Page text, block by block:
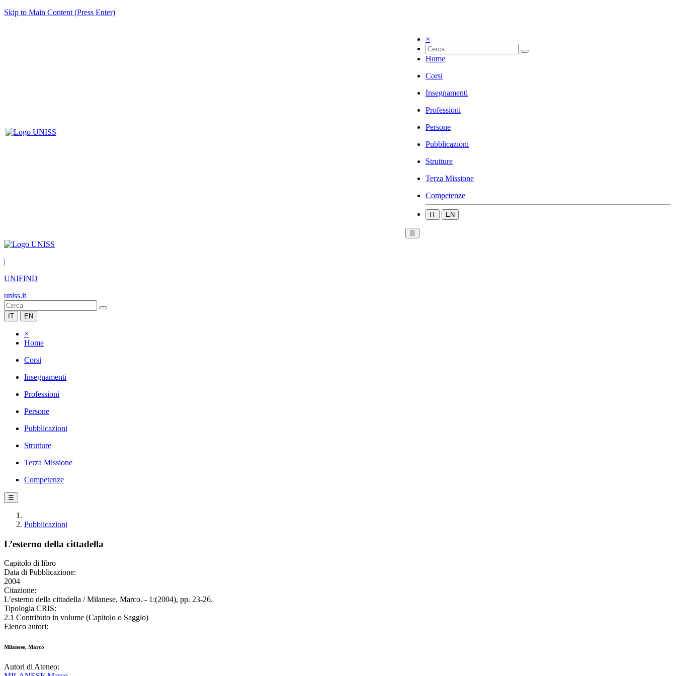
Skip to Main Content (Press Enter)
×
Home
Corsi
Insegnamenti
Professioni
Persone
Pubblicazioni
Strutture
Terza Missione
Competenze
IT EN
☰
|
UNIFIND
uniss.it
IT EN
×
Home
Corsi
Insegnamenti
Professioni
Persone
Pubblicazioni
Strutture
Terza Missione
Competenze
☰
Pubblicazioni
L’esterno della cittadella
Capitolo di libro
Data di Pubblicazione:
2004
Citazione:
L’esterno della cittadella / Milanese, Marco. - 1:(2004), pp. 23-26.
Tipologia CRIS:
2.1 Contributo in volume (Capitolo o Saggio)
Elenco autori:
Milanese, Marco
Autori di Ateneo: